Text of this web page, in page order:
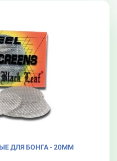
ДЛЯ БОНГА - 20ММ